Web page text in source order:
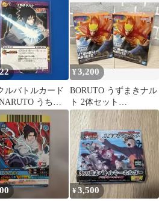
ルバトルカード
うちは
大会プロモ
¥3,200
BORUTO うずまきナル
ト 2体セット
VIBRATION STARS
¥3,500